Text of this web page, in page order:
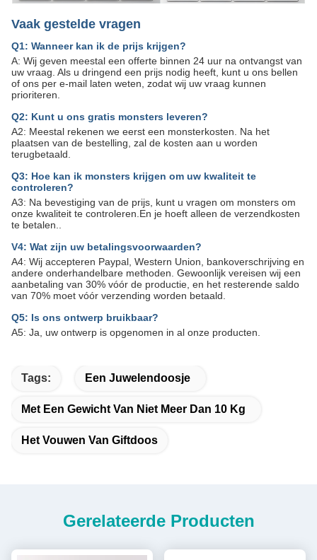
Vaak gestelde vragen
Q1: Wanneer kan ik de prijs krijgen?
A: Wij geven meestal een offerte binnen 24 uur na ontvangst van
uw vraag. Als u dringend een prijs nodig heeft, kunt u ons bellen
of ons per e-mail laten weten, zodat wij uw vraag kunnen
prioriteren.
Q2: Kunt u ons gratis monsters leveren?
A2: Meestal rekenen we eerst een monsterkosten. Na het
plaatsen van de bestelling, zal de kosten aan u worden
terugbetaald.
Q3: Hoe kan ik monsters krijgen om uw kwaliteit te
controleren?
A3: Na bevestiging van de prijs, kunt u vragen om monsters om
onze kwaliteit te controleren.En je hoeft alleen de verzendkosten
te betalen..
V4: Wat zijn uw betalingsvoorwaarden?
A4: Wij accepteren Paypal, Western Union, bankoverschrijving en
andere onderhandelbare methoden. Gewoonlijk vereisen wij een
aanbetaling van 30% vóór de productie, en het resterende saldo
van 70% moet vóór verzending worden betaald.
Q5: Is ons ontwerp bruikbaar?
A5: Ja, uw ontwerp is opgenomen in al onze producten.
Tags: Een Juwelendoosje
Met Een Gewicht Van Niet Meer Dan 10 Kg
Het Vouwen Van Giftdoos
Gerelateerde Producten